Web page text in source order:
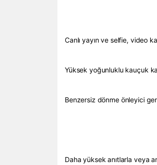
Canlı yayın ve selfie, video
Yüksek yoğunluklu kauçuk
Benzersiz dönme önleyici
Daha yüksek anıtlarla veya